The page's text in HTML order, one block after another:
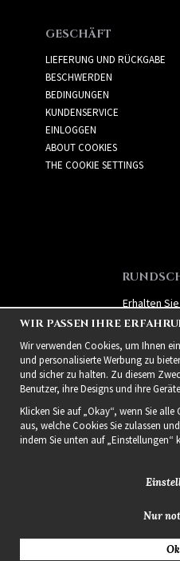
GESCHÄFT
LIEFERUNG UND RÜCKGABE
BESCHWERDEN
BEDINGUNGEN
KUNDENSERVICE
EINLOGGEN
ABOUT COOKIES
THE COOKIE SETTINGS
Erhalten
Angebote
neue
2021
WIR PASSEN IHRE
Wir verwenden Cookies, um Ihnen
und personalisierte Werbung zu
und sicher zu halten. Zu diesem
Benutzer, ihre Designs und ihre
Klicken Sie auf „Okay“, wenn Sie
aus, welche Cookies Sie zulassen
indem Sie unten auf „Einstellungen“
Nur